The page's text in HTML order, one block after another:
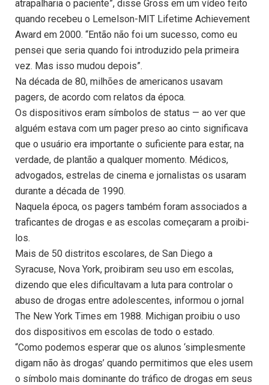
atrapalharia o paciente”, disse Gross em um vídeo feito
quando recebeu o Lemelson-MIT Lifetime Achievement
Award em 2000. “Então não foi um sucesso, como eu
pensei que seria quando foi introduzido pela primeira
vez. Mas isso mudou depois”.
Na década de 80, milhões de americanos usavam
pagers, de acordo com relatos da época.
Os dispositivos eram símbolos de status — ao ver que
alguém estava com um pager preso ao cinto significava
que o usuário era importante o suficiente para estar, na
verdade, de plantão a qualquer momento. Médicos,
advogados, estrelas de cinema e jornalistas os usaram
durante a década de 1990.
Naquela época, os pagers também foram associados a
traficantes de drogas e as escolas começaram a proibi-
los.
Mais de 50 distritos escolares, de San Diego a
Syracuse, Nova York, proibiram seu uso em escolas,
dizendo que eles dificultavam a luta para controlar o
abuso de drogas entre adolescentes, informou o jornal
The New York Times em 1988. Michigan proibiu o uso
dos dispositivos em escolas de todo o estado.
“Como podemos esperar que os alunos ‘simplesmente
digam não às drogas’ quando permitimos que eles usem
o símbolo mais dominante do tráfico de drogas em seus